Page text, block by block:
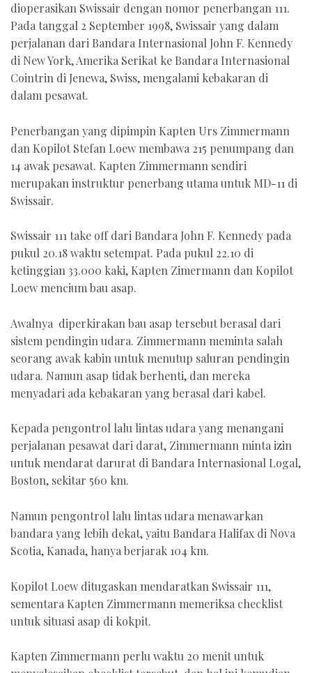
dioperasikan Swissair dengan nomor penerbangan 111.
Pada tanggal 2 September 1998, Swissair yang dalam
perjalanan dari Bandara Internasional John F. Kennedy
di New York, Amerika Serikat ke Bandara Internasional
Cointrin di Jenewa, Swiss, mengalami kebakaran di
dalam pesawat.
Penerbangan yang dipimpin Kapten Urs Zimmermann
dan Kopilot Stefan Loew membawa 215 penumpang dan
14 awak pesawat. Kapten Zimmermann sendiri
merupakan instruktur penerbang utama untuk MD-11 di
Swissair.
Swissair 111 take off dari Bandara John F. Kennedy pada
pukul 20.18 waktu setempat. Pada pukul 22.10 di
ketinggian 33.000 kaki, Kapten Zimermann dan Kopilot
Loew mencium bau asap.
Awalnya diperkirakan bau asap tersebut berasal dari
sistem pendingin udara. Zimmermann meminta salah
seorang awak kabin untuk menutup saluran pendingin
udara. Namun asap tidak berhenti, dan mereka
menyadari ada kebakaran yang berasal dari kabel.
Kepada pengontrol lalu lintas udara yang menangani
perjalanan pesawat dari darat, Zimmermann minta izin
untuk mendarat darurat di Bandara Internasional Logal,
Boston, sekitar 560 km.
Namun pengontrol lalu lintas udara menawarkan
bandara yang lebih dekat, yaitu Bandara Halifax di Nova
Scotia, Kanada, hanya berjarak 104 km.
Kopilot Loew ditugaskan mendaratkan Swissair 111,
sementara Kapten Zimmermann memeriksa checklist
untuk situasi asap di kokpit.
Kapten Zimmermann perlu waktu 20 menit untuk